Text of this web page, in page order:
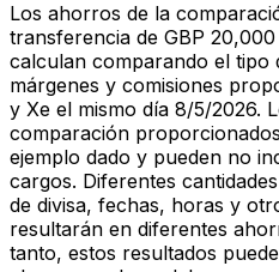
Los ahorros de la
transferencia de GBP
calculan comparando el tipo
márgenes y comisiones
y Xe el mismo día 8/5/2026.
comparación
ejemplo dado y pueden no
cargos. Diferentes
de divisa, fechas, horas y
resultarán en diferentes
tanto, estos resultados